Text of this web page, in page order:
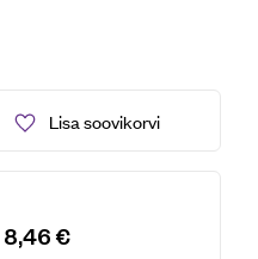
Lisa soovikorvi
8,46€